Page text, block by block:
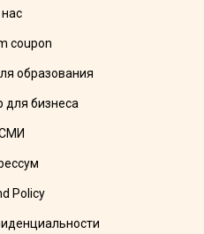
coupon
образования
для бизнеса
Policy